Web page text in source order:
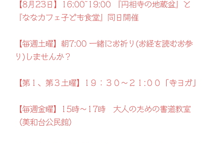
【8月23日】16:00~19:00 『円相寺の地蔵盆』と
『ななカフェ子ども食堂』同日開催
【毎週土曜】朝7:00 一緒にお祈り(お経を読むお参
り)しませんか？
【第１、第３土曜】1９：３０～２１:００「寺ヨガ」
【毎週金曜】15時～17時 大人のための書道教室
（美和台公民館）